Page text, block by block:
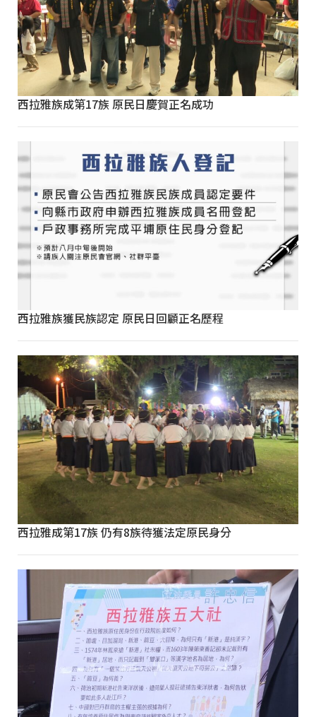
西拉雅族成第17族 原民日慶賀正名成功
西拉雅族獲民族認定 原民日回顧正名歷程
西拉雅成第17族 仍有8族待獲法定原民身分